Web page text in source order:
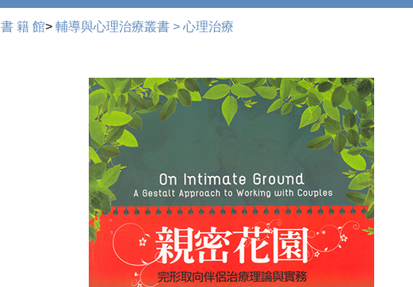
書 籍 館> 輔導與心理治療叢書 > 心理治療